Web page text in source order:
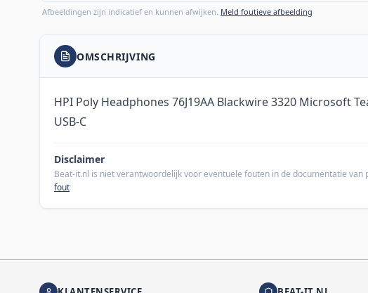
Afbeeldingen zijn indicatief en kunnen afwijken. Meld foutieve afbeelding
OMSCHRIJVING
HPI Poly Headphones 76J19AA Blackwire 3320 Microsoft
USB-C
Disclaimer
Beat-it.nl is niet verantwoordelijk voor eventuele fouten in de documentatie van
fout